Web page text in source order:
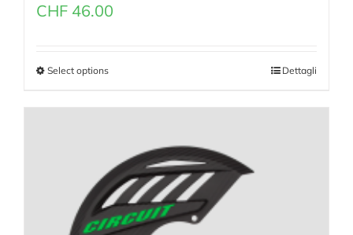
CHF 46.00
Select options Dettagli